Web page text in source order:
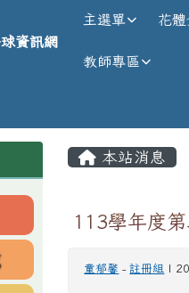
等學校全
資訊網
主選單 花體
教師專區
主內容區
本站消息
113學年度
童郁馨 -註冊組 |